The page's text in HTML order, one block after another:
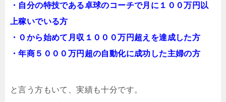
・自分の特技である卓球のコーチで月に１００万円以
上稼いでいる方
・０から始めて月収１０００万円超えを達成した方
・年商５０００万円超の自動化に成功した主婦の方
と言う方もいて、実績も十分です。